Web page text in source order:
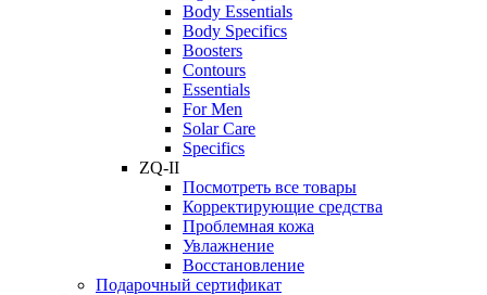
Body Essentials
Body Specifics
Boosters
Contours
Essentials
For Men
Solar Care
Specifics
ZQ-II
Посмотреть все товары
Корректирующие средства
Проблемная кожа
Увлажнение
Восстановление
Подарочный сертификат